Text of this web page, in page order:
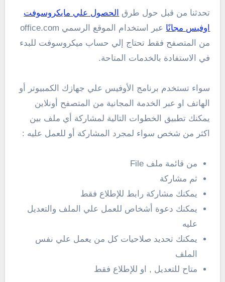
تحدثنا من قبل حول طرق
الحصول علي مايكروسوفت
اوفيس مجانًا
عبر استخدام الموقع الرسمي office.com
من المتصفح فقط تحتاج إلي حساب ميكروسوفت للبدء
في الاستفادة بالخدمات المتاحة.
سواء تستخدم برنامج الأوفيس علي جهازك الكمبيوتر أو
الهاتف او عبر الخدمة المجانية من المتصفح أونلاين
يمكنك تطبيق الخطوات التالية لمشاركة أي ملف بين
اكثر من شخص سواء لمجرد المشاركة أو للعمل عليه :
من قائمة ملف File
ثم مشاركة
يمكنك مشاركة رابط للإطلاع فقط
يمكنك دعوة أشخاص للعمل علي الملف والتعديل
عليه
يمكنك تحديد صلاحيات كل من يعمل علي نفس
الملف
متاح للتعديل , او للإطلاع فقط